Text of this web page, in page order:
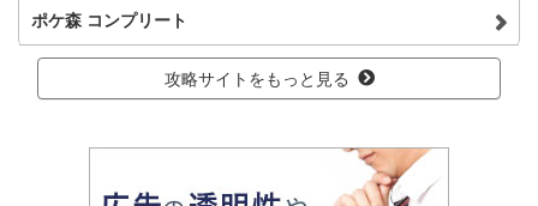
ポケ森 コンプリート
攻略サイトをもっと見る